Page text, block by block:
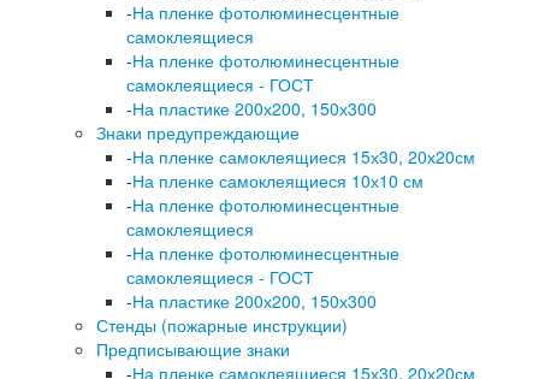
-На пленке фотолюминесцентные
самоклеящиеся
-На пленке фотолюминесцентные
самоклеящиеся - ГОСТ
-На пластике 200х200, 150х300
Знаки предупреждающие
-На пленке самоклеящиеся 15х30, 20х20см
-На пленке самоклеящиеся 10х10 см
-На пленке фотолюминесцентные
самоклеящиеся
-На пленке фотолюминесцентные
самоклеящиеся - ГОСТ
-На пластике 200х200, 150х300
Стенды (пожарные инструкции)
Предписывающие знаки
-На пленке самоклеящиеся 15х30, 20х20см